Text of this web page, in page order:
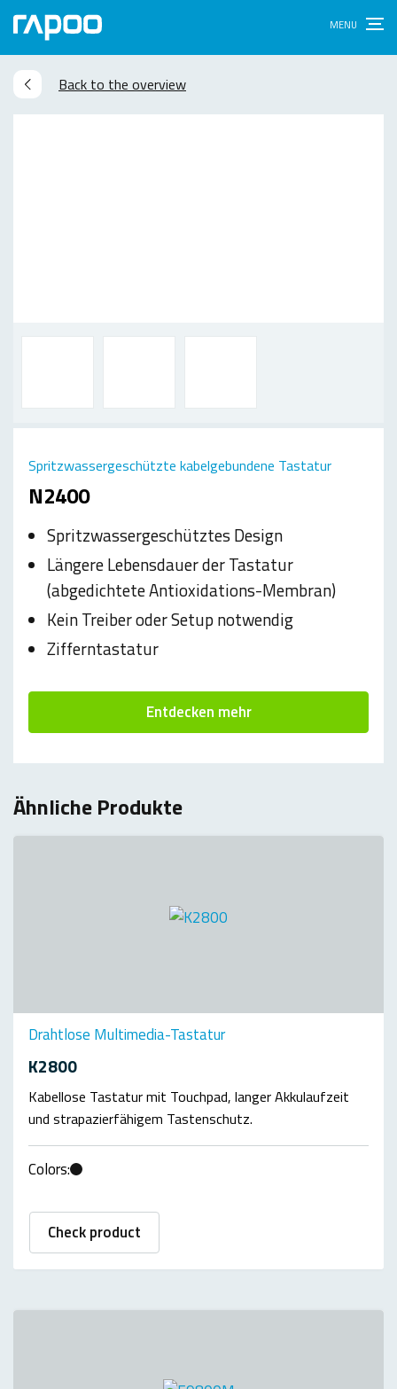
Back to the overview
N2400
Spritzwassergeschützte kabelgebundene Tastatur
Spritzwassergeschütztes Design
Längere Lebensdauer der Tastatur
(abgedichtete Antioxidations-Membran)
Kein Treiber oder Setup notwendig
Zifferntastatur
Entdecken mehr
Ähnliche Produkte
Drahtlose Multimedia-Tastatur
K2800
Kabellose Tastatur mit Touchpad, langer Akkulaufzeit
und strapazierfähigem Tastenschutz.
Colors:
Check product